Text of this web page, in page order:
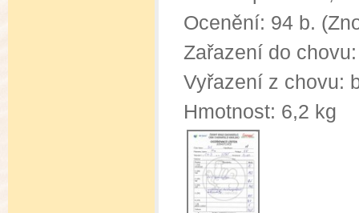
Ocenění: 94 b.
Zařazení do
Vyřazení z chovu:
Hmotnost: 6,2 kg